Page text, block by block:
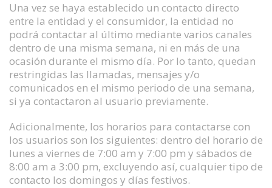
Una vez se haya establecido un contacto directo
entre la entidad y el consumidor, la entidad no
podrá contactar al último mediante varios canales
dentro de una misma semana, ni en más de una
ocasión durante el mismo día. Por lo tanto, quedan
restringidas las llamadas, mensajes y/o
comunicados en el mismo periodo de una semana,
si ya contactaron al usuario previamente.
Adicionalmente, los horarios para contactarse con
los usuarios son los siguientes: dentro del horario de
lunes a viernes de 7:00 am y 7:00 pm y sábados de
8:00 am a 3:00 pm, excluyendo así, cualquier tipo de
contacto los domingos y días festivos.